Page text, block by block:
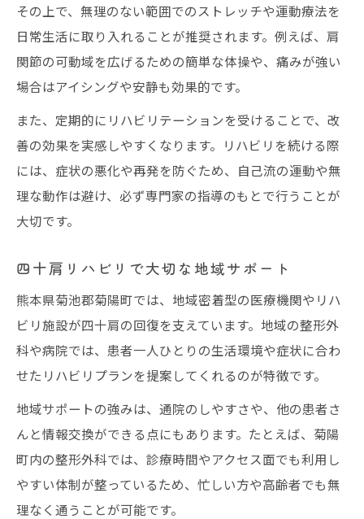
その上で、無理のない範囲でのストレッチや運動療法を
日常生活に取り入れることが推奨されます。例えば、肩
関節の可動域を広げるための簡単な体操や、痛みが強い
場合はアイシングや安静も効果的です。
また、定期的にリハビリテーションを受けることで、改
善の効果を実感しやすくなります。リハビリを続ける際
には、症状の悪化や再発を防ぐため、自己流の運動や無
理な動作は避け、必ず専門家の指導のもとで行うことが
大切です。
四十肩リハビリで大切な地域サポート
熊本県菊池郡菊陽町では、地域密着型の医療機関やリハ
ビリ施設が四十肩の回復を支えています。地域の整形外
科や病院では、患者一人ひとりの生活環境や症状に合わ
せたリハビリプランを提案してくれるのが特徴です。
地域サポートの強みは、通院のしやすさや、他の患者さ
んと情報交換ができる点にもあります。たとえば、菊陽
町内の整形外科では、診療時間やアクセス面でも利用し
やすい体制が整っているため、忙しい方や高齢者でも無
理なく通うことが可能です。